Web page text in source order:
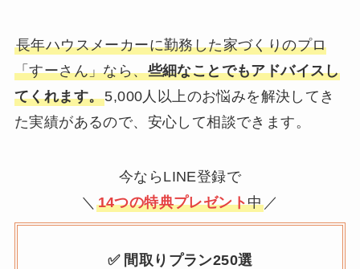
長年ハウスメーカーに勤務した家づくりのプロ
「すーさん」なら、些細なことでもアドバイスし
てくれます。5,000人以上のお悩みを解決してき
た実績があるので、安心して相談できます。
今ならLINE登録で
＼ 14つの特典プレゼント中 ／
✅ 間取りプラン250選